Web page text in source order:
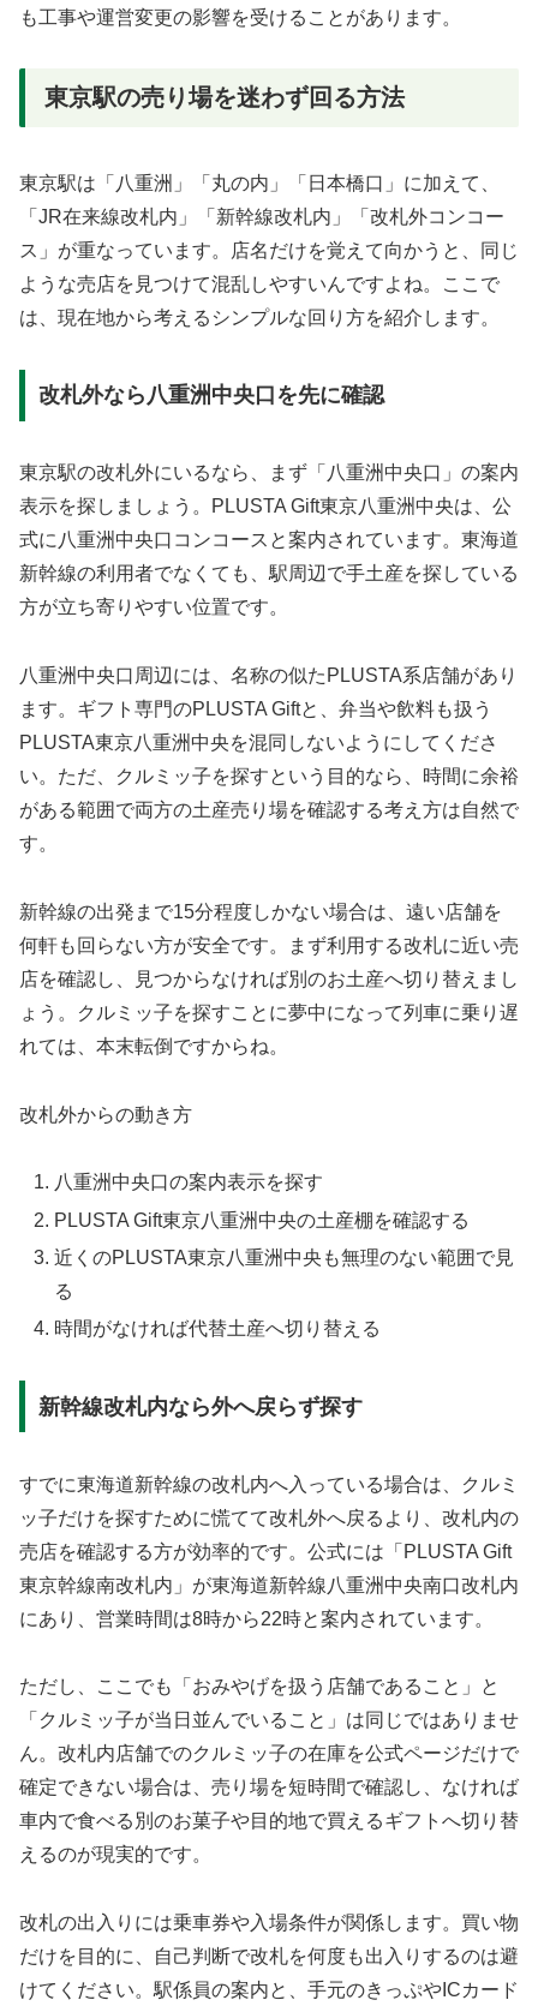
も工事や運営変更の影響を受けることがあります。
東京駅の売り場を迷わず回る方法
東京駅は「八重洲」「丸の内」「日本橋口」に加えて、
「JR在来線改札内」「新幹線改札内」「改札外コンコー
ス」が重なっています。店名だけを覚えて向かうと、同じ
ような売店を見つけて混乱しやすいんですよね。ここで
は、現在地から考えるシンプルな回り方を紹介します。
改札外なら八重洲中央口を先に確認
東京駅の改札外にいるなら、まず「八重洲中央口」の案内
表示を探しましょう。PLUSTA Gift東京八重洲中央は、公
式に八重洲中央口コンコースと案内されています。東海道
新幹線の利用者でなくても、駅周辺で手土産を探している
方が立ち寄りやすい位置です。
八重洲中央口周辺には、名称の似たPLUSTA系店舗があり
ます。ギフト専門のPLUSTA Giftと、弁当や飲料も扱う
PLUSTA東京八重洲中央を混同しないようにしてくださ
い。ただ、クルミッ子を探すという目的なら、時間に余裕
がある範囲で両方の土産売り場を確認する考え方は自然で
す。
新幹線の出発まで15分程度しかない場合は、遠い店舗を
何軒も回らない方が安全です。まず利用する改札に近い売
店を確認し、見つからなければ別のお土産へ切り替えまし
ょう。クルミッ子を探すことに夢中になって列車に乗り遅
れては、本末転倒ですからね。
改札外からの動き方
八重洲中央口の案内表示を探す
PLUSTA Gift東京八重洲中央の土産棚を確認する
近くのPLUSTA東京八重洲中央も無理のない範囲で見
る
時間がなければ代替土産へ切り替える
新幹線改札内なら外へ戻らず探す
すでに東海道新幹線の改札内へ入っている場合は、クルミ
ッ子だけを探すために慌てて改札外へ戻るより、改札内の
売店を確認する方が効率的です。公式には「PLUSTA Gift
東京幹線南改札内」が東海道新幹線八重洲中央南口改札内
にあり、営業時間は8時から22時と案内されています。
ただし、ここでも「おみやげを扱う店舗であること」と
「クルミッ子が当日並んでいること」は同じではありませ
ん。改札内店舗でのクルミッ子の在庫を公式ページだけで
確定できない場合は、売り場を短時間で確認し、なければ
車内で食べる別のお菓子や目的地で買えるギフトへ切り替
えるのが現実的です。
改札の出入りには乗車券や入場条件が関係します。買い物
だけを目的に、自己判断で改札を何度も出入りするのは避
けてください。駅係員の案内と、手元のきっぷやICカード